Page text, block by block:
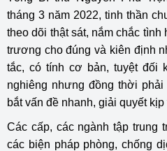
tháng 3 năm 2022, tinh thần
theo dõi thật sát, nắm chắc
trương cho đúng và kiên định
tắc, có tính cơ bản, tuyệt đối
nghiêng nhưng đồng thời
bắt vấn đề nhanh, giải quyết
Các cấp, các ngành tập trung
các biện pháp phòng, chống